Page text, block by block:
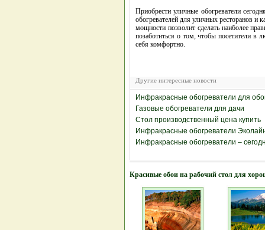
Приобрести уличные обогреватели
обогревателей для уличных ресторанов и
мощности позволит сделать наиболее
позаботиться о том, чтобы посетители в
себя комфортно.
Другие интересные новости
Инфракрасные обогреватели для
Газовые обогреватели для дачи
Стол производственный цена купить
Инфракрасные обогреватели
Инфракрасные обогреватели –
Красивые обои на рабочий стол для